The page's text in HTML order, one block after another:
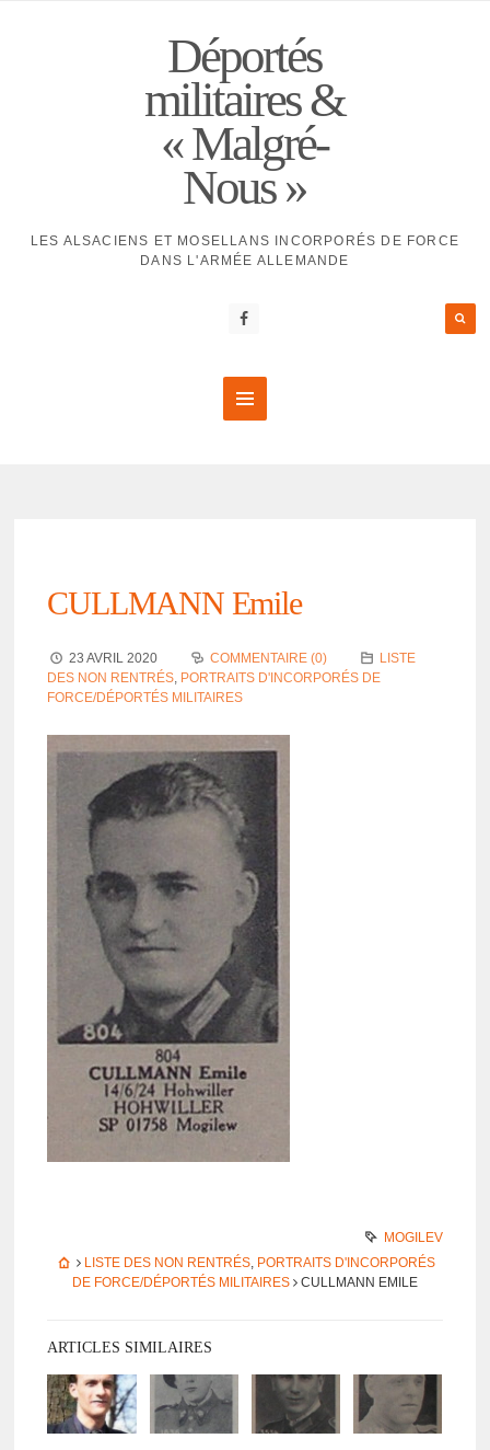
Déportés
militaires &
« Malgré-
Nous »
LES ALSACIENS ET MOSELLANS INCORPORÉS DE FORCE
DANS L'ARMÉE ALLEMANDE
CULLMANN Emile
23 AVRIL 2020 COMMENTAIRE (0)
LISTE
DES NON RENTRÉS, PORTRAITS D'INCORPORÉS DE
FORCE/DÉPORTÉS MILITAIRES
MOGILEV
LISTE DES NON RENTRÉS, PORTRAITS D'INCORPORÉS
DE FORCE/DÉPORTÉS MILITAIRES CULLMANN EMILE
ARTICLES SIMILAIRES